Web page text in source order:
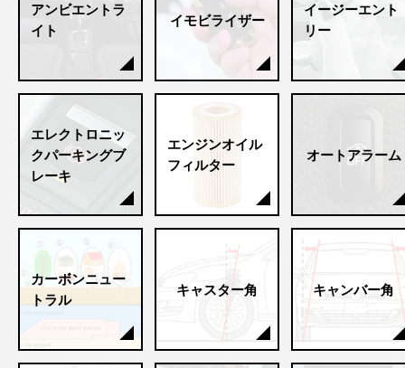
アンビエントラ
イト
イモビライザー
イージーエント
リー
エレクトロニッ
クパーキングブ
レーキ
エンジンオイル
フィルター
オートアラーム
カーボンニュー
トラル
キャスター角 キャンバー角